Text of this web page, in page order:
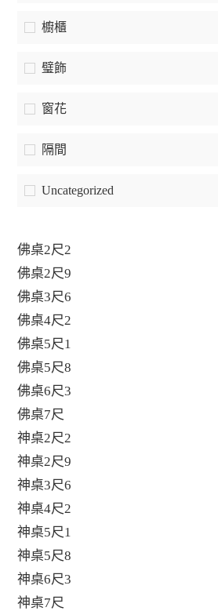
櫥櫃
璧飾
窗花
隔間
Uncategorized
佛桌2尺2
佛桌2尺9
佛桌3尺6
佛桌4尺2
佛桌5尺1
佛桌5尺8
佛桌6尺3
佛桌7尺
神桌2尺2
神桌2尺9
神桌3尺6
神桌4尺2
神桌5尺1
神桌5尺8
神桌6尺3
神桌7尺